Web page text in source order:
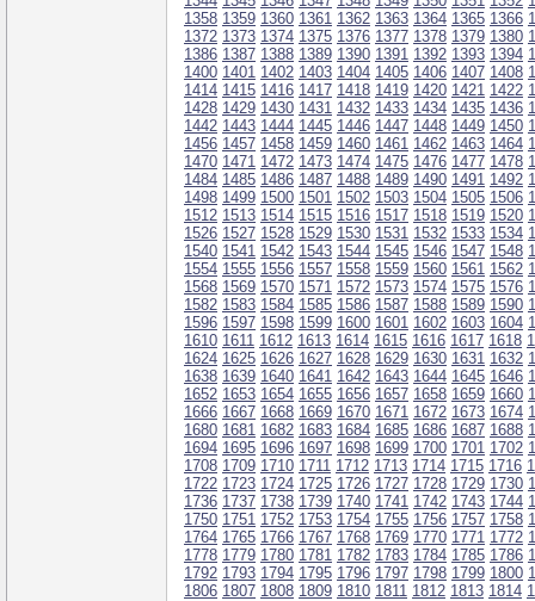
1358 1359 1360 1361 1362 1363 1364 1365 1366
1372 1373 1374 1375 1376 1377 1378 1379 1380
1386 1387 1388 1389 1390 1391 1392 1393 1394
1400 1401 1402 1403 1404 1405 1406 1407 1408
1414 1415 1416 1417 1418 1419 1420 1421 1422
1428 1429 1430 1431 1432 1433 1434 1435 1436
1442 1443 1444 1445 1446 1447 1448 1449 1450
1456 1457 1458 1459 1460 1461 1462 1463 1464
1470 1471 1472 1473 1474 1475 1476 1477 1478
1484 1485 1486 1487 1488 1489 1490 1491 1492
1498 1499 1500 1501 1502 1503 1504 1505 1506
1512 1513 1514 1515 1516 1517 1518 1519 1520
1526 1527 1528 1529 1530 1531 1532 1533 1534
1540 1541 1542 1543 1544 1545 1546 1547 1548
1554 1555 1556 1557 1558 1559 1560 1561 1562
1568 1569 1570 1571 1572 1573 1574 1575 1576
1582 1583 1584 1585 1586 1587 1588 1589 1590
1596 1597 1598 1599 1600 1601 1602 1603 1604
1610 1611 1612 1613 1614 1615 1616 1617 1618
1624 1625 1626 1627 1628 1629 1630 1631 1632
1638 1639 1640 1641 1642 1643 1644 1645 1646
1652 1653 1654 1655 1656 1657 1658 1659 1660
1666 1667 1668 1669 1670 1671 1672 1673 1674
1680 1681 1682 1683 1684 1685 1686 1687 1688
1694 1695 1696 1697 1698 1699 1700 1701 1702
1708 1709 1710 1711 1712 1713 1714 1715 1716
1722 1723 1724 1725 1726 1727 1728 1729 1730
1736 1737 1738 1739 1740 1741 1742 1743 1744
1750 1751 1752 1753 1754 1755 1756 1757 1758
1764 1765 1766 1767 1768 1769 1770 1771 1772
1778 1779 1780 1781 1782 1783 1784 1785 1786
1792 1793 1794 1795 1796 1797 1798 1799 1800
1806 1807 1808 1809 1810 1811 1812 1813 1814